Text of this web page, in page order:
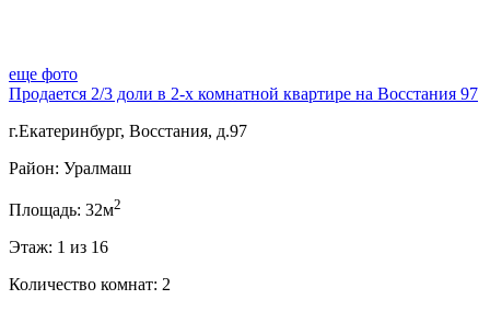
еще фото
Продается 2/3 доли в 2-х комнатной квартире на Восстания 97
г.Екатеринбург, Восстания, д.97
Район: Уралмаш
Площадь: 32м2
Этаж: 1 из 16
Количество комнат: 2